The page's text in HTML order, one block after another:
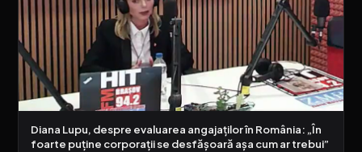
Diana Lupu, despre evaluarea angajaților în România: „În
foarte puține corporații se desfășoară așa cum ar trebui”